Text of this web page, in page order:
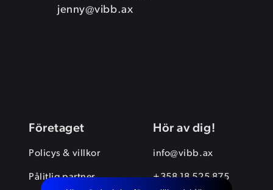
jenny@vibb.ax
Företaget
Policys & villkor
Pålitlig partner
Hör av dig!
info@vibb.ax
+358 18 525 875